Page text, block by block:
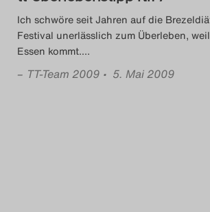
Ich schwöre seit Jahren auf die
Festival unerlässlich zum Überleben,
Essen kommt.…
– TT-Team 2009 • 5. Mai 2009